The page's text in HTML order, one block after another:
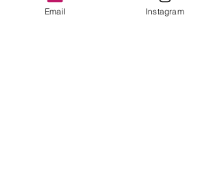
Email Instagram